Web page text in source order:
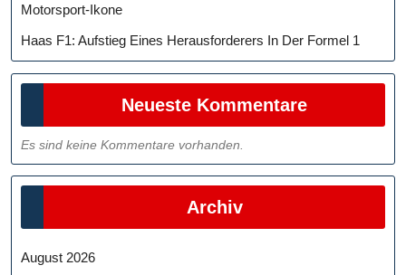
Motorsport-Ikone
Haas F1: Aufstieg Eines Herausforderers In Der Formel 1
Neueste Kommentare
Es sind keine Kommentare vorhanden.
Archiv
August 2026